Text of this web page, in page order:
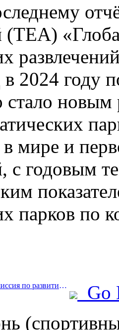
(TEA)
2024 году
стало
мире и
с годовым
парков по
Prev:Национальная комиссия по развитию и реформам опубликовала первую партию из 49 высококачественных мест для занятий спортом на открытом воздухе.
Go